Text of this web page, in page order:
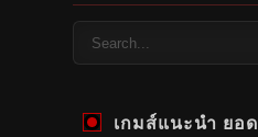
เกมส์แนะนำ ยอ